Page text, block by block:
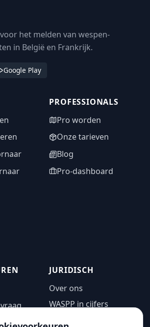
het melden van wespen-
in België en Frankrijk.
Google Play
PROFESSIONALS
Pro worden
Onze tarieven
Blog
Pro-dashboard
JURIDISCH
Over ons
WASPP in cijfers